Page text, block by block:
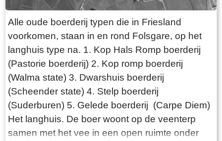
een vernieuwend plan om de Waddenzee en
het IJsselmeer weer met elkaar te verbinden".
Wikipedia zegt dat een zee "een grote
hoeveelheid water is die in open verbinding
staat met een andere zee". Ik weet niet hoeveel
moeite het kost om een geografische naam te
wijzigen maar wat mij betreft krijgt de Zuiderzee
een comeback.
Alle oude boerderij typen die in Friesland
voorkomen, staan in en rond Folsgare, op het
langhuis type na. 1. Kop Hals Romp boerderij
(Pastorie boerderij) 2. Kop romp boerderij
(Walma state) 3. Dwarshuis boerderij
(Scheender state) 4. Stelp boerderij
(Suderburen) 5. Gelede boerderij (Carpe Diem)
Het langhuis. De boer woont op de veenterp
samen met het vee in een open ruimte onder